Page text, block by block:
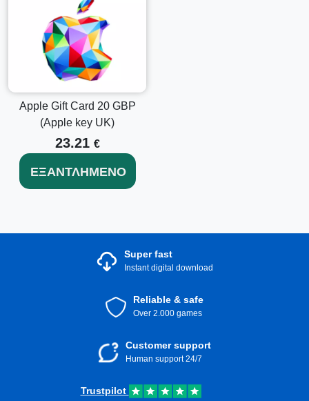
Apple Gift Card 20 GBP
(Apple key UK)
23.21 €
ΕΞΑΝΤΛΗΜΈΝΟ
Super fast
Instant digital download
Reliable & safe
Over 2.000 games
Customer support
Human support 24/7
Trustpilot